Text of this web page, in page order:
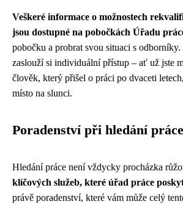
Veškeré informace o možnostech
jsou dostupné na pobočkách Úřadu
pobočku a probrat svou situaci s
zaslouží si individuální přístup – ať už jste
člověk, který přišel o práci po dvaceti
místo na slunci.
Poradenství při hledání práce
Hledání práce není vždycky procházka
klíčových služeb, které úřad práce
právě poradenství, které vám může celý